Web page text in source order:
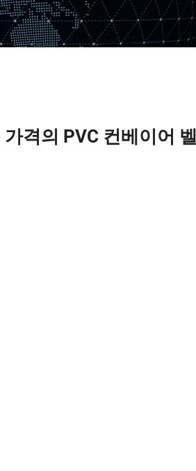
격의 PVC 컨베이어 벨